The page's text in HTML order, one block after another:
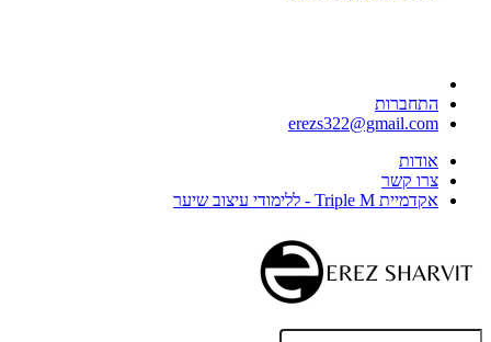
התחברות
erezs322@gmail.com
אודות
צרו קשר
אקדמיית Triple M - ללימודי עיצוב שיער